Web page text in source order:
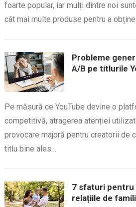
foarte popular, iar mulți dintre noi
cât mai multe produse pentru a
Probleme
A/B pe titlurile
Pe măsură ce YouTube devine o
competitivă, atragerea atenției
provocare majoră pentru creatorii de
titlu bine ales…
7 sfaturi
relațiile de